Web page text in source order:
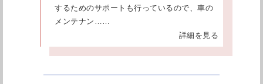
するためのサポートも行っているので、車の
メンテナン……
詳細を見る